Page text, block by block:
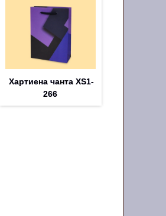
Хартиена чанта XS1-
266